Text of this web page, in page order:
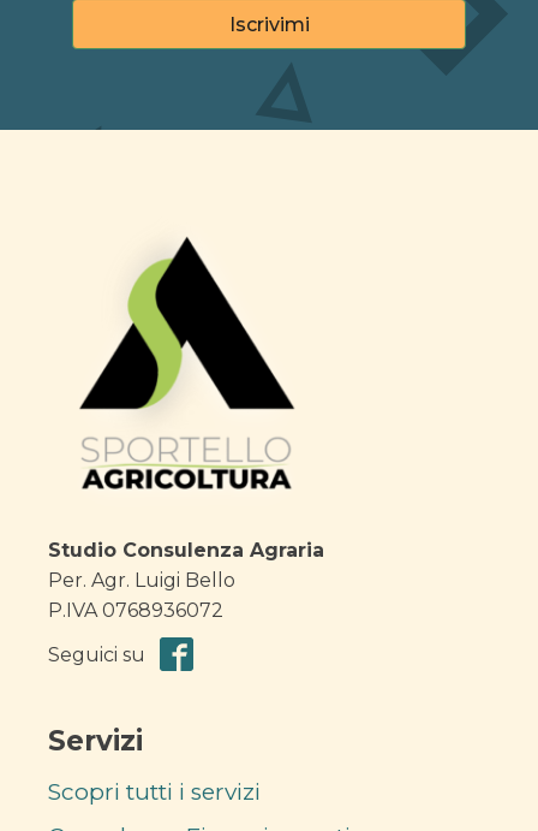
Studio Consulenza Agraria
Per. Agr. Luigi Bello
P.IVA 0768936072
Seguici su
Servizi
Scopri tutti i servizi